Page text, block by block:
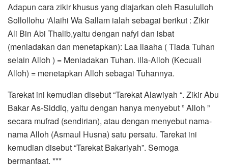
Adapun cara zikir khusus yang diajarkan oleh Rasululloh
Sollollohu ‘Alaihi Wa Sallam ialah sebagai berikut : Zikir
Ali Bin Abi Thalib,yaitu dengan nafyi dan isbat
(meniadakan dan menetapkan): Laa ilaaha ( Tiada Tuhan
selain Alloh ) = Meniadakan Tuhan. illa-Alloh (Kecuali
Alloh) = menetapkan Alloh sebagai Tuhannya.
Tarekat ini kemudian disebut “Tarekat Alawiyah “. Zikir Abu
Bakar As-Siddiq, yaitu dengan hanya menyebut ” Alloh ”
secara mufrad (sendirian), atau dengan menyebut nama-
nama Alloh (Asmaul Husna) satu persatu. Tarekat ini
kemudian disebut “Tarekat Bakariyah”. Semoga
bermanfaat. ***